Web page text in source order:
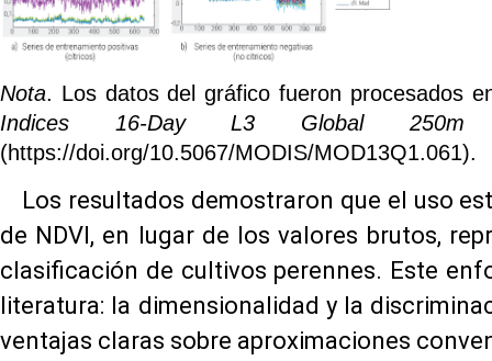
Nota. Los datos del gráfico fueron procesados
Indices 16-Day L3 Global
(https://doi.org/10.5067/MODIS/MOD13Q1.061).
Los resultados demostraron que el uso
de NDVI, en lugar de los valores brutos,
clasificación de cultivos perennes. Este
literatura: la dimensionalidad y la
ventajas claras sobre aproximaciones